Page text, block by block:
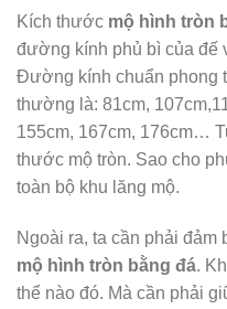
Kích thước mộ hình tròn
đường kính phủ bì của đế
Đường kính chuẩn phong
thường là: 81cm,
155cm, 167cm, 176cm…
thước mộ tròn. Sao cho
toàn bộ khu lăng mộ.
Ngoài ra, ta cần phải đảm
mộ hình tròn bằng đá.
thể nào đó. Mà cần phải